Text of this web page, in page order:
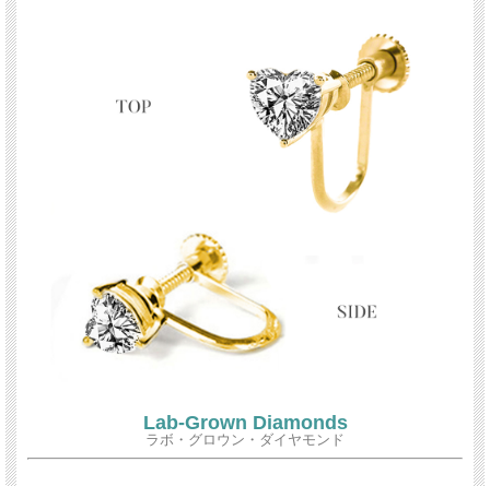
Lab-Grown Diamonds
ラボ・グロウン・ダイヤモンド